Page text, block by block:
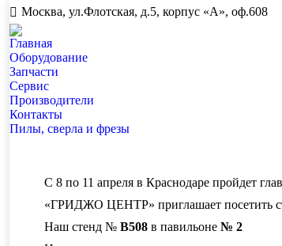
Москва, ул.Флотская, д.5, корпус «А», оф.608
Главная
Оборудование
Запчасти
Сервис
Производители
Контакты
Пилы, сверла и фрезы
С 8 по 11 апреля в Краснодаре пройдет
«ГРИДЖО ЦЕНТР» приглашает посетить
Наш стенд № B508 в павильоне № 2